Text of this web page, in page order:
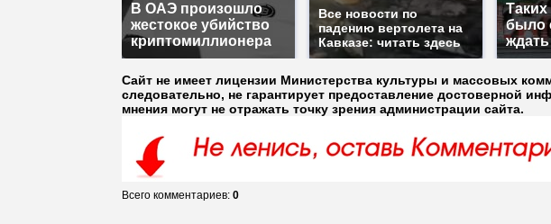
В ОАЭ произошло
жестокое убийство
криптомиллионера
Все новости по
падению вертолета на
Кавказе: читать здесь
было
Сайт не имеет лицензии Министерства культуры и массовых
следовательно, не гарантирует предоставление достоверной
мнения могут не отражать точку зрения администрации сайта.
Всего комментариев: 0